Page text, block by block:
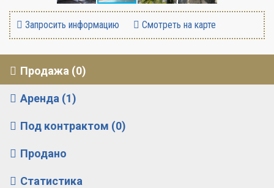
Запросить информацию Смотреть на карте
Продажа (0)
Аренда (1)
Под контрактом (0)
Продано
Статистика